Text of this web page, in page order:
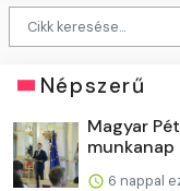
Népszerű
Magyar
munkanap
6 nappal